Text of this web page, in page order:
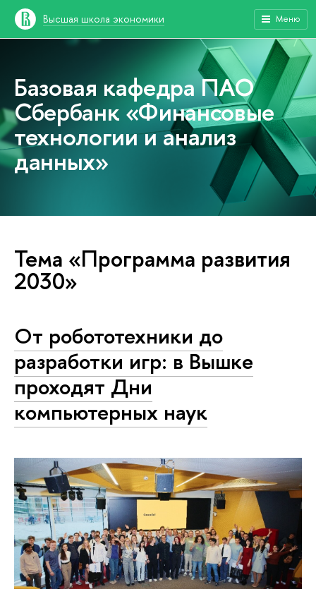
Высшая школа экономики Меню
Базовая кафедра ПАО
Сбербанк «Финансовые
технологии и анализ
данных»
Тема «Программа развития
2030»
От робототехники до
разработки игр: в Вышке
проходят Дни
компьютерных наук